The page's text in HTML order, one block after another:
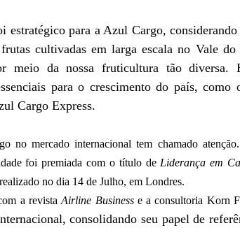
cultivadas em larga escala no Vale do
meio da nossa fruticultura tão diversa.
para o crescimento do país, como
Cargo Express.
no mercado internacional tem chamado
foi premiada com o título de Liderança em
no dia 14 de Julho, em Londres.
a revista Airline Business e a consultoria Korn
consolidando seu papel de